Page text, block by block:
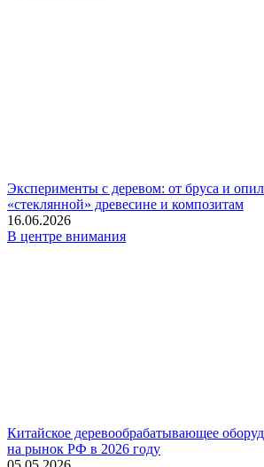
Эксперименты с деревом: от бруса и
«стеклянной» древесине и композитам
16.06.2026
В центре внимания
Китайское деревообрабатывающее
на рынок РФ в 2026 году